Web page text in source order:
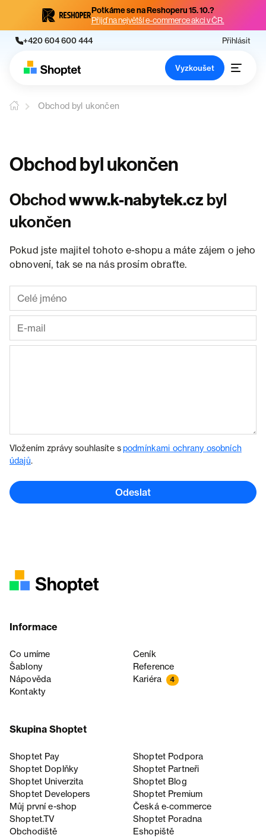
Potkáme se na Reshoperu 15. 10.?
Přijď na největší e-commerce akci v ČR.
+420 604 600 444 Přihlásit
Vyzkoušet
Obchod byl ukončen
Obchod byl ukončen
Obchodwww.k-nabytek.cz byl
ukončen
Pokud jste majitel tohoto e-shopu a máte zájem o jeho
obnovení, tak se na nás prosím obraťte.
Vložením zprávy souhlasíte spodmínkami ochrany osobních
údajů.
Odeslat
Informace
Co umíme
Ceník
Šablony
Reference
Nápověda
Kariéra 4
Kontakty
Skupina Shoptet
Shoptet Pay
Shoptet Podpora
Shoptet Doplňky
Shoptet Partneři
Shoptet Univerzita
Shoptet Blog
Shoptet Developers
Shoptet Premium
Můj první e-shop
Česká e‑commerce
Shoptet.TV
Shoptet Poradna
Obchodiště
Eshopiště